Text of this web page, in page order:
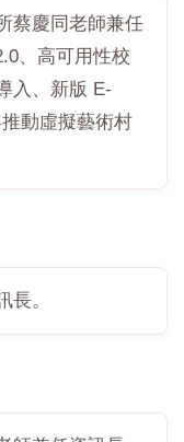
蔡慶同老師兼任
、高可用性校
入、新版 E-
動虛擬藝術村
長。